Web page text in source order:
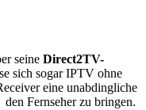
seine Direct2TV-
sich sogar IPTV ohne
eine unabdingliche
Fernseher zu bringen.